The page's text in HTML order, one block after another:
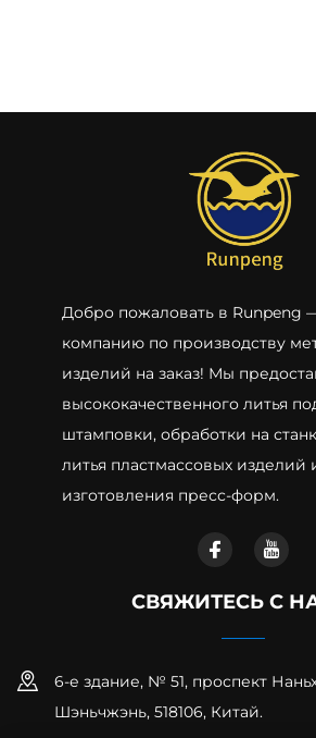
Добро пожаловать в Runpeng
компанию по производству
изделий на заказ! Мы
высококачественного литья
штамповки, обработки на
литья пластмассовых изделий
изготовления пресс-форм.
СВЯЖИТЕСЬ С
6-е здание, № 51, проспект
Шэньчжэнь, 518106, Китай.